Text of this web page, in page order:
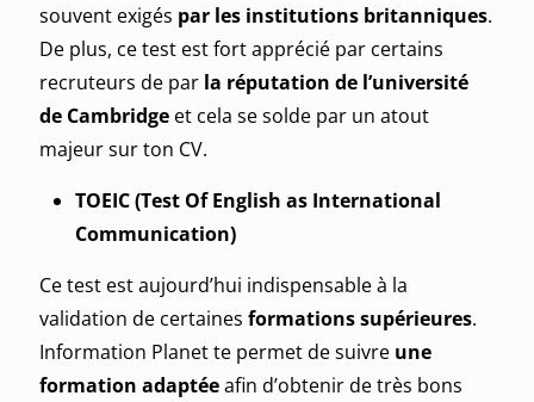
souvent exigés par les institutions britanniques.
De plus, ce test est fort apprécié par certains
recruteurs de par la réputation de l’université
de Cambridge et cela se solde par un atout
majeur sur ton CV.
TOEIC (Test Of English as International
Communication)
Ce test est aujourd’hui indispensable à la
validation de certaines formations supérieures.
Information Planet te permet de suivre une
formation adaptéeafin d’obtenir de très bons